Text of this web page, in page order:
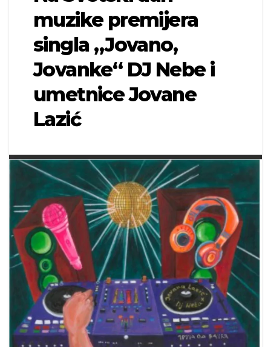
muzike premijera
singla „Jovano,
Jovanke“ DJ Nebe i
umetnice Jovane
Lazić